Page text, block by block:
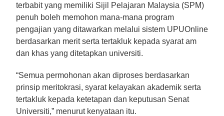
terbabit yang memiliki Sijil Pelajaran Malaysia (SPM)
penuh boleh memohon mana-mana program
pengajian yang ditawarkan melalui sistem UPUOnline
berdasarkan merit serta tertakluk kepada syarat am
dan khas yang ditetapkan universiti.
“Semua permohonan akan diproses berdasarkan
prinsip meritokrasi, syarat kelayakan akademik serta
tertakluk kepada ketetapan dan keputusan Senat
Universiti,” menurut kenyataan itu.